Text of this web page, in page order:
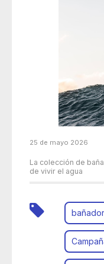
25 de mayo 2026
La colección de
de vivir el agua